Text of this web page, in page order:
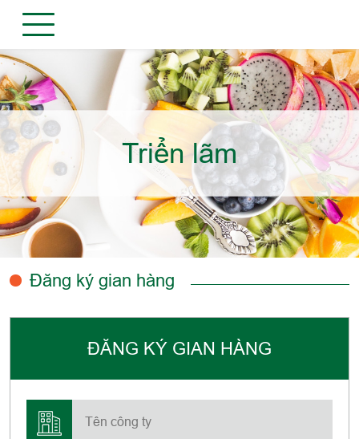
Triển lãm
Đăng ký gian hàng
ĐĂNG KÝ GIAN HÀNG